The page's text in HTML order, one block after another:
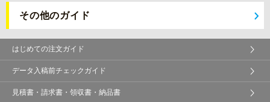
その他のガイド
はじめての注文ガイド
データ入稿前チェックガイド
見積書・請求書・領収書・納品書